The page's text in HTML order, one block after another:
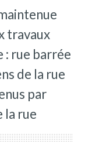
travaux
rue barrée
de la rue
par
la rue